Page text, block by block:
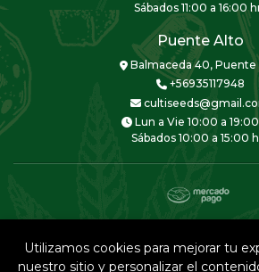
Sábados 11:00 a 16:00
Puente Alto
Balmaceda 40, Puente
+56935117948
Lun a Vie 10:00 a
Sábados 10:00 a 15:00
Creado porBsale
Utilizamos cookies para mejorar tu
nuestro sitio y personalizar el